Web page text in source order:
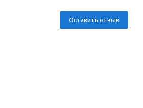
Оставить отзыв